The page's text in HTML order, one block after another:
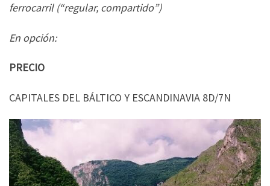
ferrocarril (“regular, compartido”)
En opción:
PRECIO
CAPITALES DEL BÁLTICO Y ESCANDINAVIA 8D/7N